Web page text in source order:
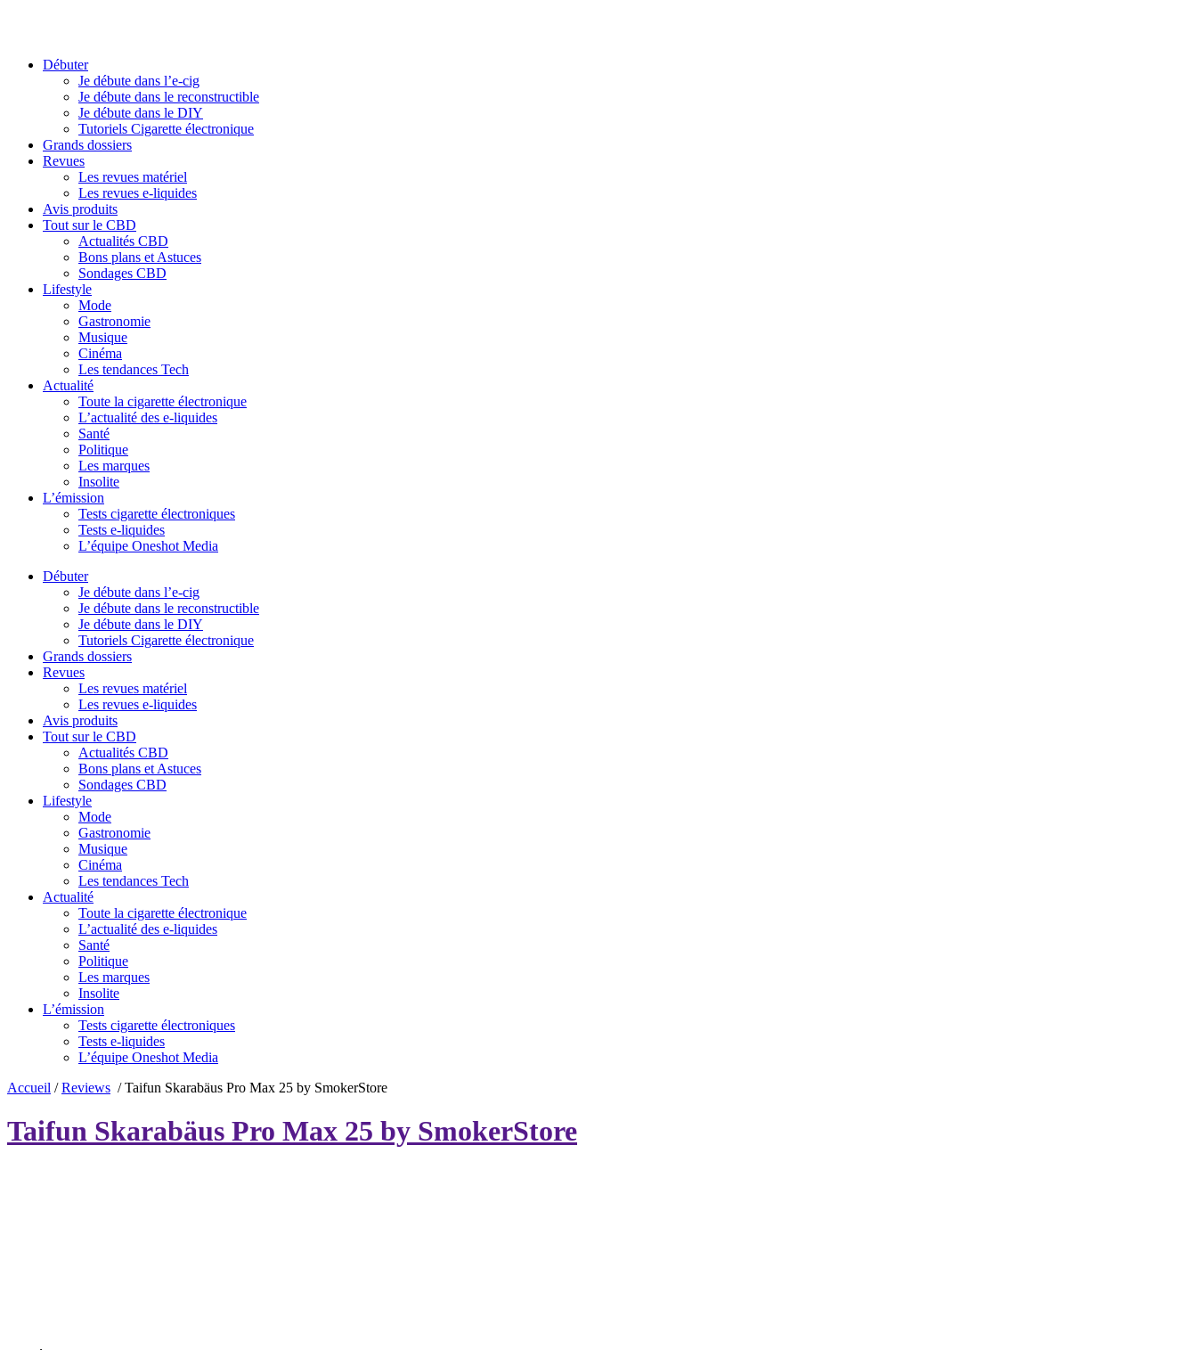
Débuter
Je débute dans l’e-cig
Je débute dans le reconstructible
Je débute dans le DIY
Tutoriels Cigarette électronique
Grands dossiers
Revues
Les revues matériel
Les revues e-liquides
Avis produits
Tout sur le CBD
Actualités CBD
Bons plans et Astuces
Sondages CBD
Lifestyle
Mode
Gastronomie
Musique
Cinéma
Les tendances Tech
Actualité
Toute la cigarette électronique
L’actualité des e-liquides
Santé
Politique
Les marques
Insolite
L’émission
Tests cigarette électroniques
Tests e-liquides
L’équipe Oneshot Media
Débuter
Je débute dans l’e-cig
Je débute dans le reconstructible
Je débute dans le DIY
Tutoriels Cigarette électronique
Grands dossiers
Revues
Les revues matériel
Les revues e-liquides
Avis produits
Tout sur le CBD
Actualités CBD
Bons plans et Astuces
Sondages CBD
Lifestyle
Mode
Gastronomie
Musique
Cinéma
Les tendances Tech
Actualité
Toute la cigarette électronique
L’actualité des e-liquides
Santé
Politique
Les marques
Insolite
L’émission
Tests cigarette électroniques
Tests e-liquides
L’équipe Oneshot Media
Accueil /Reviews /Taifun Skarabäus Pro Max 25 by SmokerStore
Taifun Skarabäus Pro Max 25 by SmokerStore